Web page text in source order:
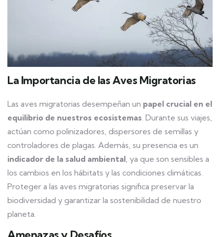
La Importancia de las Aves Migratorias
Las aves migratorias desempeñan un papel crucial en el
equilibrio de nuestros ecosistemas. Durante sus viajes,
actúan como polinizadores, dispersores de semillas y
controladores de plagas. Además, su presencia es un
indicador de la salud ambiental, ya que son sensibles a
los cambios en los hábitats y las condiciones climáticas.
Proteger a las aves migratorias significa preservar la
biodiversidad y garantizar la sostenibilidad de nuestro
planeta.